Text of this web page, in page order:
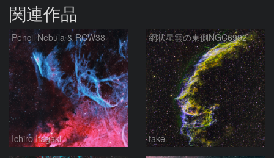
関連作品
Pencil Nebula & RCW38
Ichiro Itagaki
網状星雲の東側NGC6992
take